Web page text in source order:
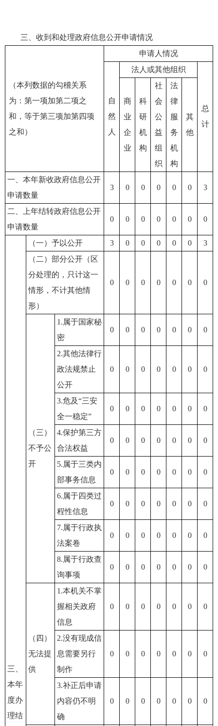
三、收到和处理政府信息公开申请情况
（本列数据的勾稽关系
为：第一项加第二项之
和，等于第三项加第四项
之和）
申请人情况
自
然
人
法人或其他组织
总
计
商
业
企
业
科
研
机
构
社
会
公
益
组
织
法
律
服
务
机
构
其
他
一、本年新收政府信息公开
申请数量
3 0 0 0 0 0 3
二、上年结转政府信息公开
申请数量
0 0 0 0 0 0 0
三、
本年
度办
理结
（一）予以公开 3 0 0 0 0 0
3
（二）部分公开（区
分处理的，只计这一
情形，不计其他情
形）
0 0 0 0 0 0 0
（三）
不予公
开
1.属于国家秘
密
0 0 0 0 0 0 0
2.其他法律行
政法规禁止
公开
0 0 0 0 0 0 0
3.危及“三安
全一稳定”
0 0 0 0 0 0 0
4.保护第三方
合法权益
0 0 0 0 0 0 0
5.属于三类内
部事务信息
0 0 0 0 0 0 0
6.属于四类过
程性信息
0 0 0 0 0 0 0
7.属于行政执
法案卷
0 0 0 0 0 0 0
8.属于行政查
询事项
0 0 0 0 0 0 0
（四）
无法提
供
1.本机关不掌
握相关政府
信息
0 0 0 0 0 0 0
2.没有现成信
息需要另行
制作
0 0 0 0 0 0 0
3.补正后申请
内容仍不明
确
0 0 0 0 0 0 0